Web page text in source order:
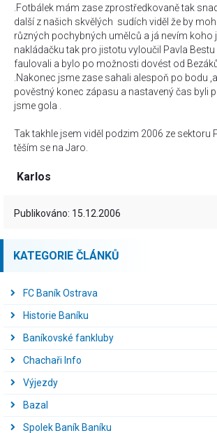
.Fotbálek mám zase zprostředkovaně tak
další z našich skvělých sudích viděl že by
různých pochybných umělců a já nevím koho
nakládačku tak pro jistotu vyloučil Pavla Bestu
faulovali a bylo po možnosti dovést od
.Nakonec jsme zase sahali alespoň po bodu
pověstný konec zápasu a nastavený čas byli
jsme gola .
Tak takhle jsem viděl podzim 2006 ze sektoru
těším se na Jaro.
Karlos
Publikováno: 15.12.2006
KATEGORIE ČLÁNKŮ
FC Baník Ostrava
Historie Baníku
Baníkovské fankluby
Chachaři Info
Výjezdy
Bazal
Spolek Baník Baníku